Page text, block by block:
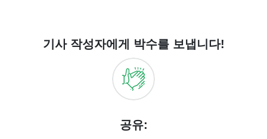
기사 작성자에게 박수를 보냅니다!
공유: